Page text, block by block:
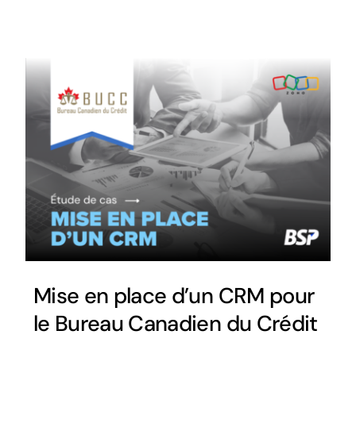
Mise en place d’un CRM pour
le Bureau Canadien du Crédit